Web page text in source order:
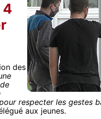
4
des
respecter les gestes
aux jeunes.